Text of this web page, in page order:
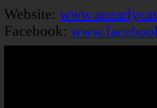
Website:
Facebook: